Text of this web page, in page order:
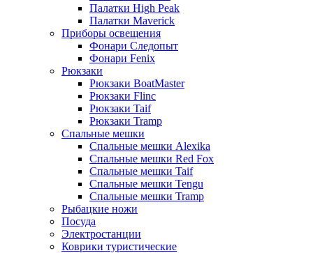
Палатки High Peak
Палатки Maverick
Приборы освещения
Фонари Следопыт
Фонари Fenix
Рюкзаки
Рюкзаки BoatMaster
Рюкзаки Flinc
Рюкзаки Taif
Рюкзаки Tramp
Спальные мешки
Спальные мешки Alexika
Спальные мешки Red Fox
Спальные мешки Taif
Спальные мешки Tengu
Спальные мешки Tramp
Рыбацкие ножи
Посуда
Электростанции
Коврики туристические